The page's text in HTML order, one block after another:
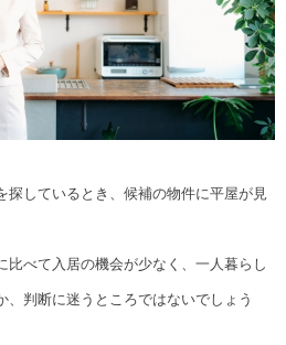
探しているとき、候補の物件に平屋が見
比べて入居の機会が少なく、一人暮らし
、判断に迷うところではないでしょう